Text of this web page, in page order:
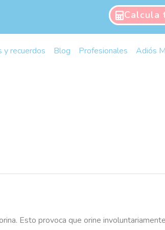
Calcula
y recuerdos Blog Profesionales Adiós
Esto provoca que orine